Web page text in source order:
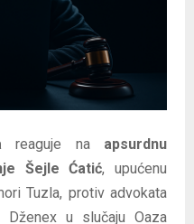
reaguje na apsurdnu
Šejle Ćatić, upućenu
Tuzla, protiv advokata
u slučaju Oaza